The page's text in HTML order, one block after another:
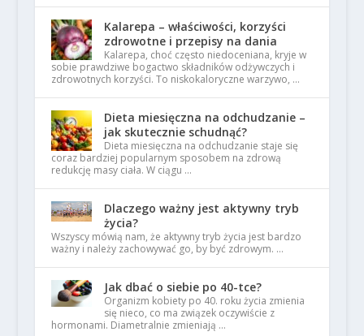
Kalarepa – właściwości, korzyści
zdrowotne i przepisy na dania
Kalarepa, choć często niedoceniana, kryje w
sobie prawdziwe bogactwo składników odżywczych i
zdrowotnych korzyści. To niskokaloryczne warzywo, …
Dieta miesięczna na odchudzanie –
jak skutecznie schudnąć?
Dieta miesięczna na odchudzanie staje się
coraz bardziej popularnym sposobem na zdrową
redukcję masy ciała. W ciągu …
Dlaczego ważny jest aktywny tryb
życia?
Wszyscy mówią nam, że aktywny tryb życia jest bardzo
ważny i należy zachowywać go, by być zdrowym. …
Jak dbać o siebie po 40-tce?
Organizm kobiety po 40. roku życia zmienia
się nieco, co ma związek oczywiście z
hormonami. Diametralnie zmieniają …